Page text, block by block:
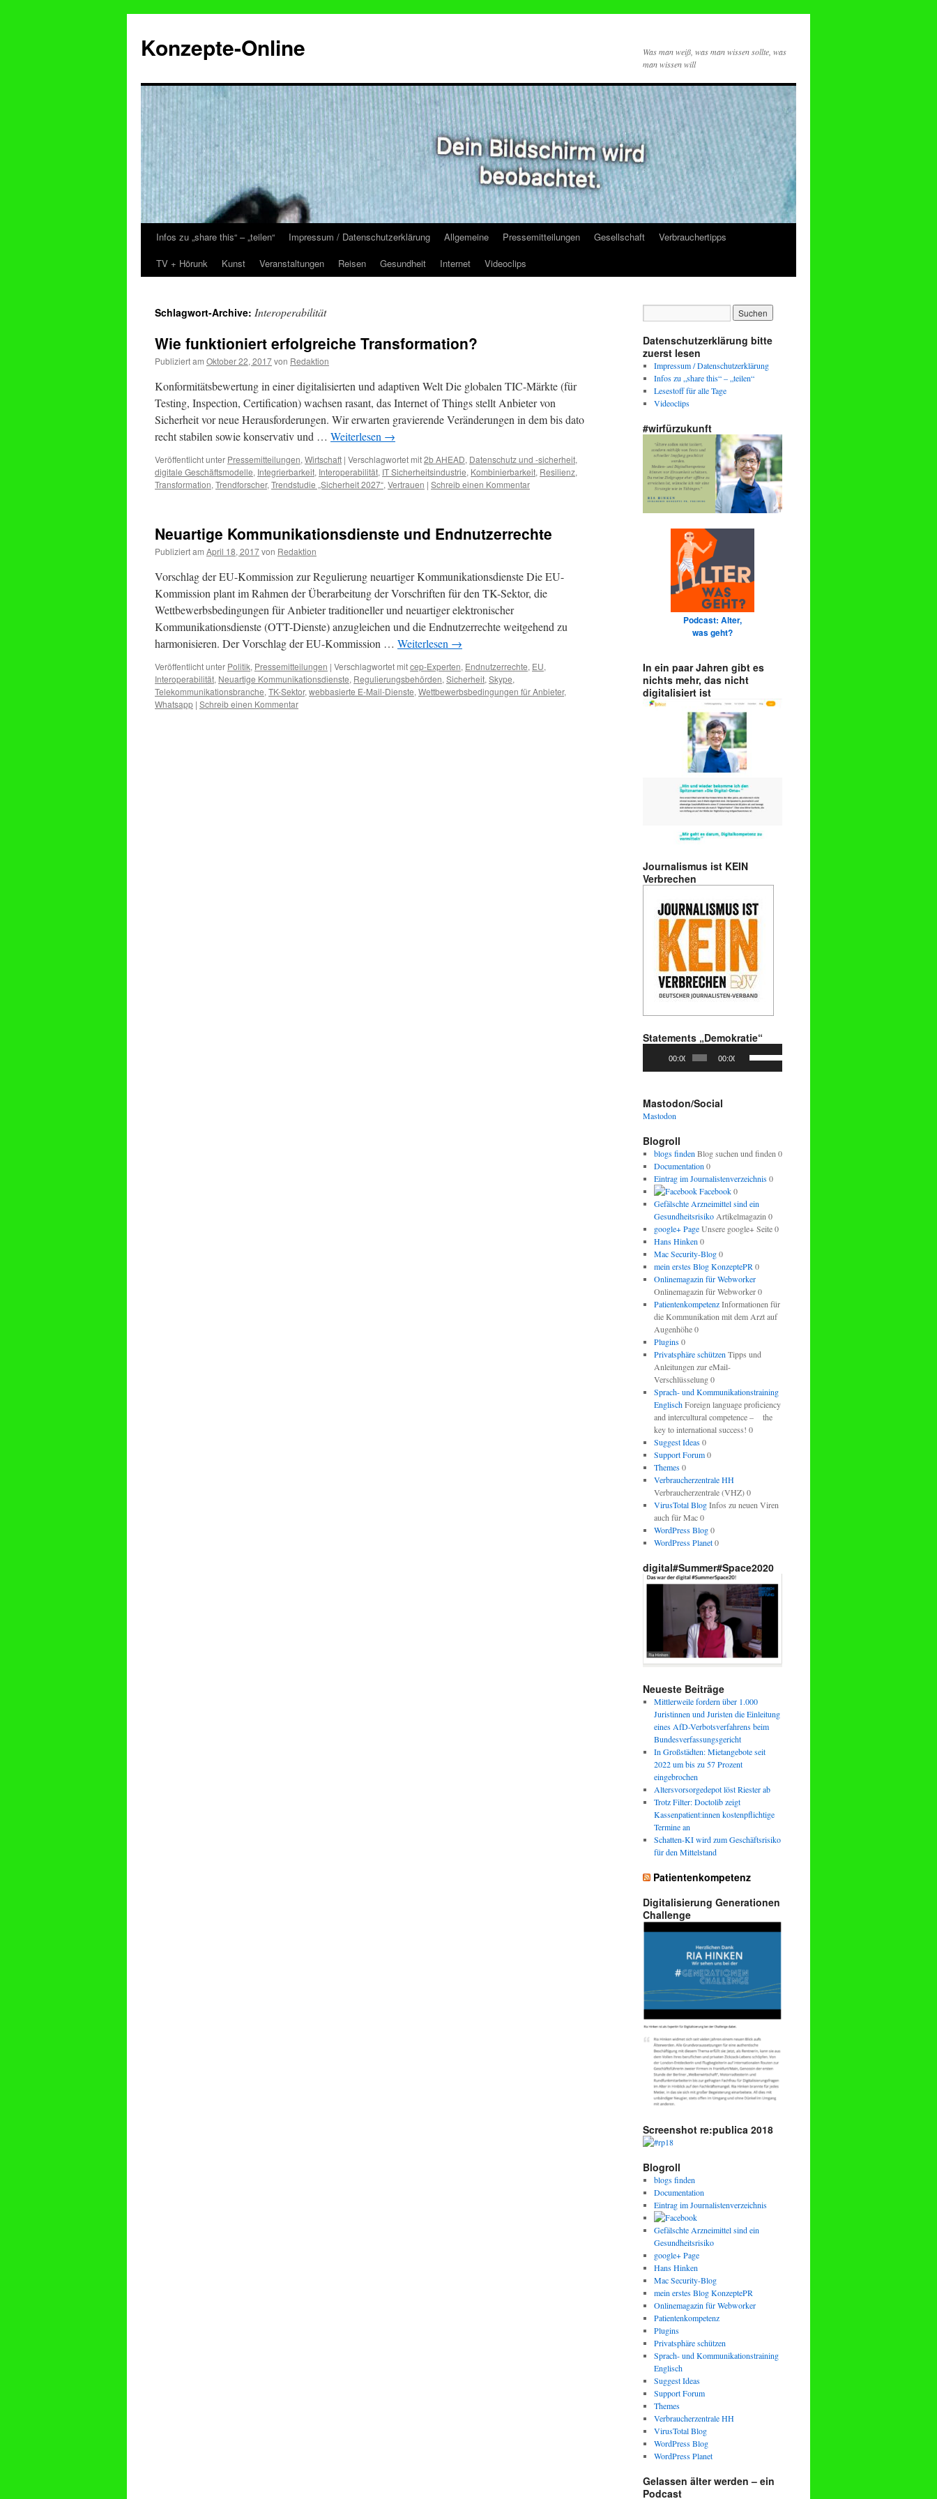
Konzepte-Online
Was man weiß, was man wissen sollte, was
man wissen will
Zum
Inhalt
Infos zu „share this“ – „teilen“ Impressum / Datenschutzerklärung Allgemeine Pressemitteilungen Gesellschaft
Verbrauchertipps
TV + Hörunk
Kunst Veranstaltungen Reisen Gesundheit Internet Videoclips
Schlagwort-Archive: Interoperabilität
Wie funktioniert erfolgreiche Transformation?
Publiziert am Oktober 22, 2017von Redaktion
Konformitätsbewertung in einer digitalisierten und adaptiven Welt Die globalen TIC-Märkte (für
Testing, Inspection, Certification) wachsen rasant, das Internet of Things stellt Anbieter von
Sicherheit vor neue Herausforderungen. Wir erwarten gravierende Veränderungen in dem bis dato
recht stabilen sowie konservativ und … Weiterlesen →
Veröffentlicht unter Pressemitteilungen, Wirtschaft | Verschlagwortet mit2b AHEAD, Datenschutz und -sicherheit,
digitale Geschäftsmodelle, Integrierbarkeit, Interoperabilität, IT Sicherheitsindustrie, Kombinierbarkeit, Resilienz,
Transformation, Trendforscher, Trendstudie „Sicherheit 2027“, Vertrauen | Schreib einen Kommentar
Neuartige Kommunikationsdienste und Endnutzerrechte
Publiziert am April 18, 2017von Redaktion
Vorschlag der EU-Kommission zur Regulierung neuartiger Kommunikationsdienste Die EU-
Kommission plant im Rahmen der Überarbeitung der Vorschriften für den TK-Sektor, die
Wettbewerbsbedingungen für Anbieter traditioneller und neuartiger elektronischer
Kommunikationsdienste (OTT-Dienste) anzugleichen und die Endnutzerrechte weitgehend zu
harmonisieren. Der Vorschlag der EU-Kommission … Weiterlesen →
Veröffentlicht unter Politik, Pressemitteilungen | Verschlagwortet mitcep-Experten, Endnutzerrechte, EU,
Interoperabilität, Neuartige Kommunikationsdienste, Regulierungsbehörden, Sicherheit, Skype,
Telekommunikationsbranche, TK-Sektor, webbasierte E-Mail-Dienste, Wettbewerbsbedingungen für Anbieter,
Whatsapp | Schreib einen Kommentar
Datenschutzerklärung bitte
zuerst lesen
Impressum / Datenschutzerklärung
Infos zu „share this“ – „teilen“
Lesestoff für alle Tage
Videoclips
#wirfürzukunft
Podcast: Alter,
was geht?
In ein paar Jahren gibt es
nichts mehr, das nicht
digitalisiert ist
Journalismus ist KEIN
Verbrechen
Statements „Demokratie“
00:00 00:00
Hoch/Runter
benutzen,
Mastodon/Social
Mastodon
Blogroll
blogs finden Blog suchen und finden 0
Documentation 0
Eintrag im Journalistenverzeichnis0
Facebook0
Gefälschte Arzneimittel sind ein
GesundheitsrisikoArtikelmagazin 0
google+ PageUnsere google+ Seite 0
Hans Hinken 0
Mac Security-Blog0
mein erstes Blog KonzeptePR 0
Onlinemagazin für Webworker
Onlinemagazin für Webworker 0
PatientenkompetenzInformationen für
die Kommunikation mit dem Arzt auf
Augenhöhe 0
Plugins0
Privatsphäre schützen Tipps und
Anleitungen zur eMail-
Verschlüsselung 0
Sprach- und Kommunikationstraining
EnglischForeign language proficiency
and intercultural competence – the
key to international success! 0
Suggest Ideas0
Support Forum0
Themes0
Verbraucherzentrale HH
Verbraucherzentrale (VHZ) 0
VirusTotal BlogInfos zu neuen Viren
auch für Mac 0
WordPress Blog0
WordPress Planet0
digital#Summer#Space2020
Neueste Beiträge
Mittlerweile fordern über 1.000
Juristinnen und Juristen die Einleitung
eines AfD-Verbotsverfahrens beim
Bundesverfassungsgericht
In Großstädten: Mietangebote seit
2022 um bis zu 57 Prozent
eingebrochen
Altersvorsorgedepot löst Riester ab
Trotz Filter: Doctolib zeigt
Kassenpatient:innen kostenpflichtige
Termine an
Schatten-KI wird zum Geschäftsrisiko
für den Mittelstand
Patientenkompetenz
Digitalisierung Generationen
Challenge
Screenshot re:publica 2018
Blogroll
blogs finden
Documentation
Eintrag im Journalistenverzeichnis
Gefälschte Arzneimittel sind ein
Gesundheitsrisiko
google+ Page
Hans Hinken
Mac Security-Blog
mein erstes Blog KonzeptePR
Onlinemagazin für Webworker
Patientenkompetenz
Plugins
Privatsphäre schützen
Sprach- und Kommunikationstraining
Englisch
Suggest Ideas
Support Forum
Themes
Verbraucherzentrale HH
VirusTotal Blog
WordPress Blog
WordPress Planet
Gelassen älter werden – ein
Podcast